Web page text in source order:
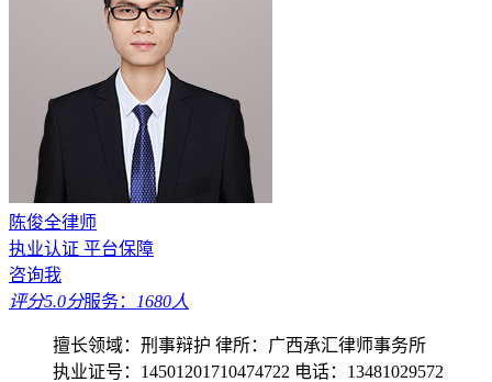
陈俊全律师
执业认证 平台保障
咨询我
评分5.0分服务： 1680人
擅长领域：刑事辩护 律所：广西承汇律师事务所
执业证号：14501201710474722 电话：13481029572